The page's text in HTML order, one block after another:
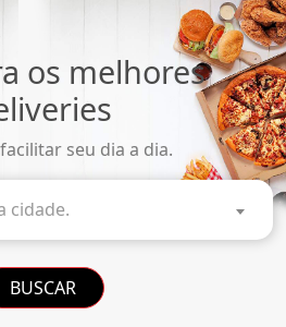
os melhores
seu dia a dia.
cidade.
BUSCAR